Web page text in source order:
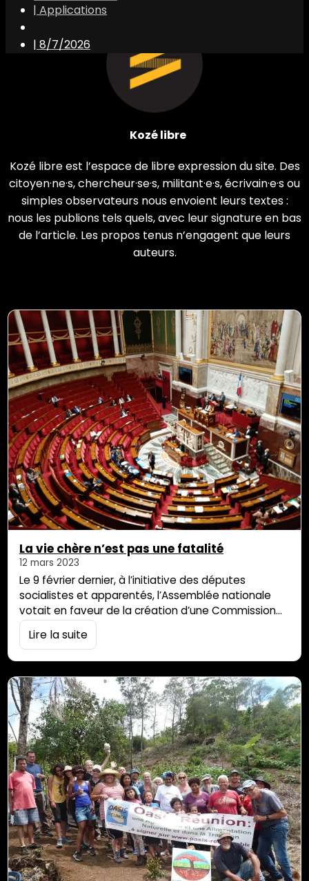
| Applications
| 8/7/2026
Kozé libre
Kozé libre est l’espace de libre expression du site. Des
citoyen·ne·s, chercheur·se·s, militant·e·s, écrivain·e·s ou
simples observateurs nous envoient leurs textes :
nous les publions tels quels, avec leur signature en bas
de l’article. Les propos tenus n’engagent que leurs
auteurs.
La vie chère n’est pas une fatalité
12 mars 2023
Le 9 février dernier, à l’initiative des députes
socialistes et apparentés, l’Assemblée nationale
votait en faveur de la création d’une Commission
d’enquête parlementaire sur la Vie chère en Outre-
mer. Après cette première étape, a été désigné, le
VuilletetRapporteur : Johnny Hajjar Vice-présidents
:Maud […]
Lire la suite